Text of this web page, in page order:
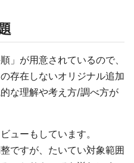
」が用意されているので、
存在しないオリジナル追加
な理解や考え方/調べ方が
ューもしています。
ですが、たいてい対象範囲